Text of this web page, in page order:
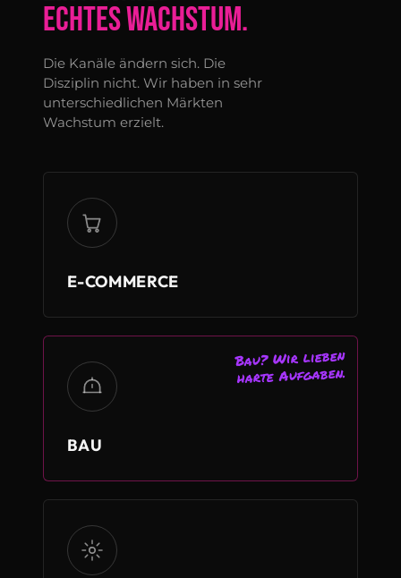
ECHTES WACHSTUM.
Die Kanäle ändern sich. Die
Disziplin nicht. Wir haben in sehr
unterschiedlichen Märkten
Wachstum erzielt.
E-COMMERCE
BAU
Bau? Wir lieben
harte Aufgaben.